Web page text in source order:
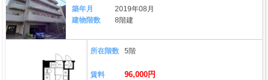
築年月
2019年08月
建物階数
8階建
所在階数 5階
賃料 96,000円